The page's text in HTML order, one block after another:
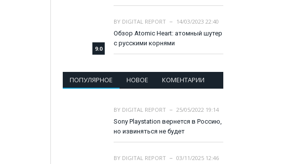
9.0
BY DIGITAL REPORT
14/03/2023 22:40
Обзор Atomic Heart: атомный шутер
с русскими корнями
ПОПУЛЯРНОЕ НОВОЕ КОМЕНТАРИИ
BY DIGITAL REPORT
25/05/2022 19:14
Sony Playstation вернется в Россию,
но извиняться не будет
BY DIGITAL REPORT
03/11/2025 12:46